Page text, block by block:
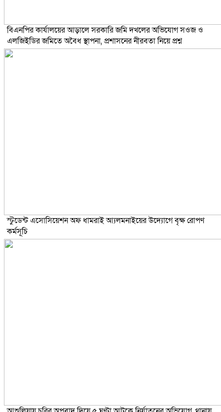
বিএনপির কার্যালয়ের আড়ালে সরকারি জমি দখলের অভিযোগ সওজ ও
এলজিইডির জমিতে অবৈধ স্থাপনা, প্রশাসনের নীরবতা নিয়ে প্রশ্ন
স্টুডেন্ট এসোসিয়েশন অফ ধামরাই আ্যলমনাইয়ের উদ্যোগে বৃক্ষ রোপণ
কর্মসূচি